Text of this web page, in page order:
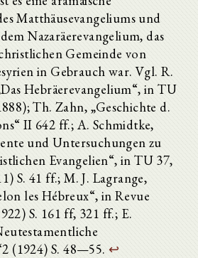
Matthäusevangeliums und
Nazaräerevangelium, das
Gemeinde von
in Gebrauch war. Vgl. R.
Hebräerevangelium“, in TU
Th. Zahn, „Geschichte d.
II 642 ff.; A. Schmidtke,
und Untersuchungen zu
Evangelien“, in TU 37,
S. 41 ff.; M. J. Lagrange,
les Hébreux“, in Revue
S. 161 ff, 321 ff.; E.
(1924) S. 48—55. ↩